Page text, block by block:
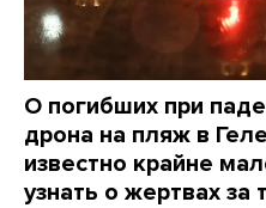
О погибших при
дрона на пляж в
известно крайне
узнать о жертвах за